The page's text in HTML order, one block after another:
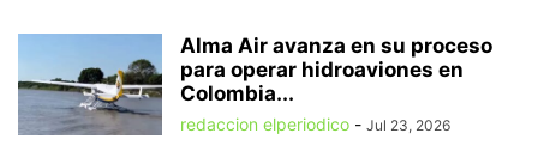
Alma Air avanza en su proceso
para operar hidroaviones en
Colombia...
redaccion elperiodico - Jul 23, 2026